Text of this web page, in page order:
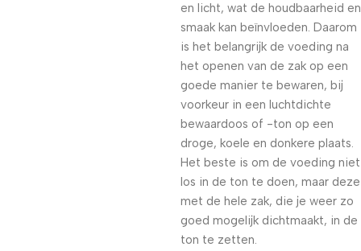
en licht, wat de houdbaarheid en
smaak kan beïnvloeden. Daarom
is het belangrijk de voeding na
het openen van de zak op een
goede manier te bewaren, bij
voorkeur in een luchtdichte
bewaardoos of -ton op een
droge, koele en donkere plaats.
Het beste is om de voeding niet
los in de ton te doen, maar deze
met de hele zak, die je weer zo
goed mogelijk dichtmaakt, in de
ton te zetten.